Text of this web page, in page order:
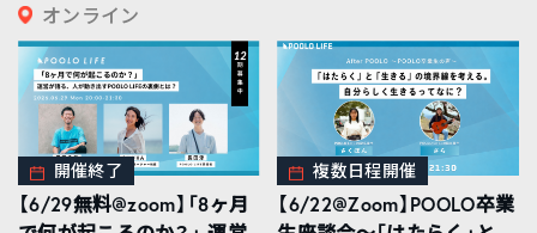
オンライン
開催終了
【6/29無料@zoom】「8ヶ月
複数日程開催
【6/22@Zoom】POOLO卒業